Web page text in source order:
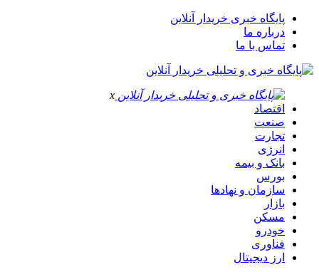
پایگاه خبری خریدار آنلاین
درباره ما
تماس با ما
x
اقتصاد
صنعت
تجارت
انرژی
بانک و بیمه
بورس
سازمان و نهادها
بازار
مسکن
خودرو
فناوری
ارز دیجیتال